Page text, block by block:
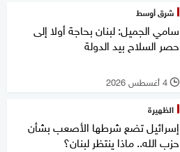
شرق أوسط
سامي الجميل: لبنان بحاجة أولا إلى
حصر السلاح بيد الدولة
l 4 أغسطس 2026
الظهيرة
إسرائيل تضع شرطها الأصعب بشأن
حزب الله.. ماذا ينتظر لبنان؟